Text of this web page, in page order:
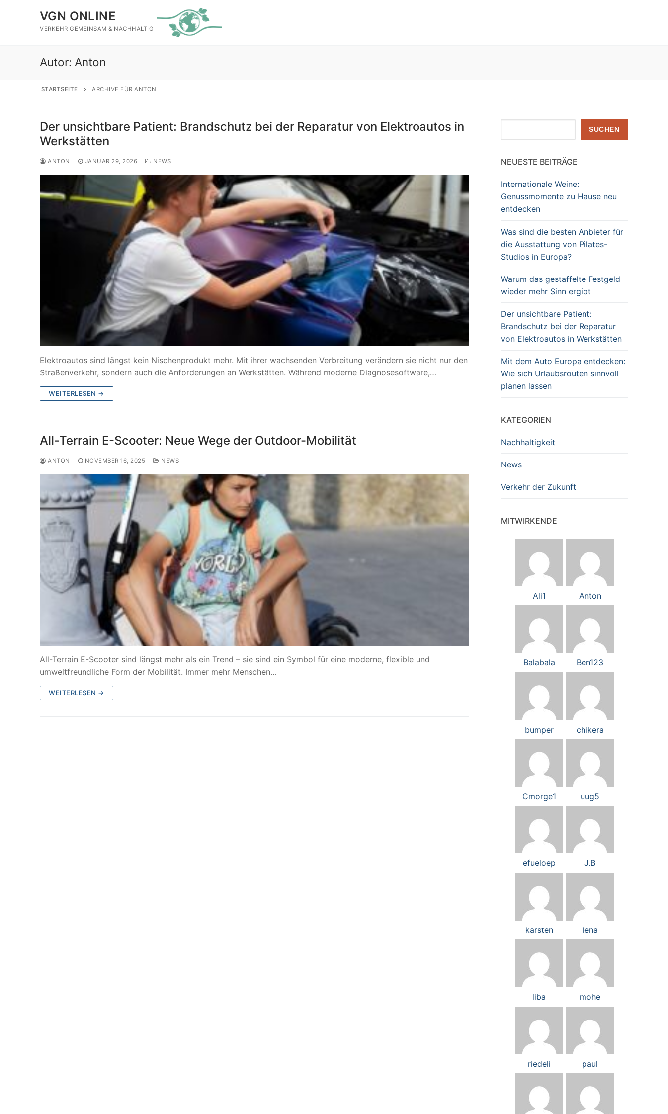
VGN ONLINE
VERKEHR GEMEINSAM & NACHHALTIG
Autor: Anton
STARTSEITE ARCHIVE FÜR ANTON
Der unsichtbare Patient: Brandschutz bei der Reparatur von Elektroautos in
Werkstätten
ANTON JANUAR 29, 2026 NEWS
Elektroautos sind längst kein Nischenprodukt mehr. Mit ihrer wachsenden Verbreitung verändern sie nicht nur den
Straßenverkehr, sondern auch die Anforderungen an Werkstätten. Während moderne Diagnosesoftware,…
WEITERLESEN →
All-Terrain E-Scooter: Neue Wege der Outdoor-Mobilität
ANTON NOVEMBER 16, 2025 NEWS
All-Terrain E-Scooter sind längst mehr als ein Trend – sie sind ein Symbol für eine moderne, flexible und
umweltfreundliche Form der Mobilität. Immer mehr Menschen…
WEITERLESEN →
SUCHEN
NEUESTE BEITRÄGE
Internationale Weine:
Genussmomente zu Hause neu
entdecken
Was sind die besten Anbieter für
die Ausstattung von Pilates-
Studios in Europa?
Warum das gestaffelte Festgeld
wieder mehr Sinn ergibt
Der unsichtbare Patient:
Brandschutz bei der Reparatur
von Elektroautos in Werkstätten
Mit dem Auto Europa entdecken:
Wie sich Urlaubsrouten sinnvoll
planen lassen
KATEGORIEN
Nachhaltigkeit
News
Verkehr der Zukunft
MITWIRKENDE
Ali1 Anton
Balabala Ben123
bumper chikera
Cmorge1 uug5
efueloep J.B
karsten lena
liba mohe
riedeli paul